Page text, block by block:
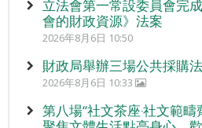
立法會第一常設委員會完
會的財政資源》法案
2026年8月6日 10:50
財政局舉辦三場公共採購
2026年8月6日 10:33
第八場“社文茶座‧社文範